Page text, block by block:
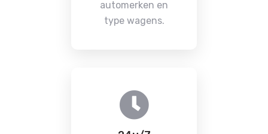
automerken en
type wagens.